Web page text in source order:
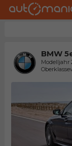
BMW
Modelljahr